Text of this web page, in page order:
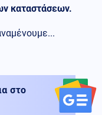
καταστάσεων.
στο